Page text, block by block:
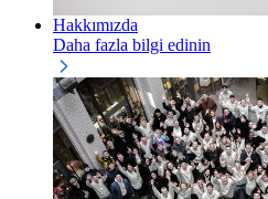
Hakkımızda
Daha fazla bilgi edinin